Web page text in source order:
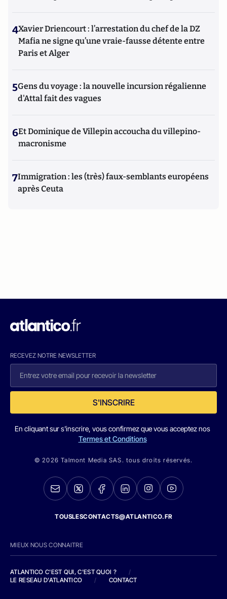
4Xavier Driencourt : l’arrestation du chef de la DZ
Mafia ne signe qu’une vraie-fausse détente entre
Paris et Alger
5Gens du voyage : la nouvelle incursion régalienne
d'Attal fait des vagues
6Et Dominique de Villepin accoucha du villepino-
macronisme
7Immigration : les (très) faux-semblants européens
après Ceuta
RECEVEZ NOTRE NEWSLETTER
S'INSCRIRE
En cliquant sur s'inscrire, vous confirmez que vous acceptez nos
Termes et Conditions
© 2026 Talmont Media SAS. tous droits réservés.
TOUSLESCONTACTS@ATLANTICO.FR
MIEUX NOUS CONNAITRE
ATLANTICO C'EST QUI, C'EST QUOI ?
/
LE RESEAU D'ATLANTICO
/ CONTACT